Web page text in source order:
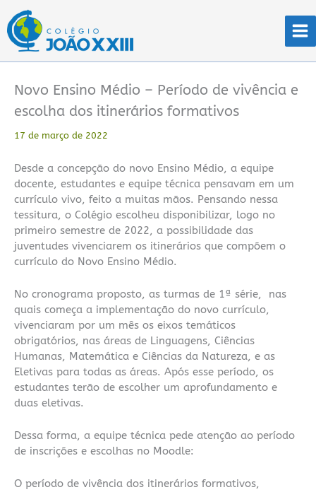
para
conteúdo
Novo Ensino Médio – Período de vivência e
escolha dos itinerários formativos
17 de março de 2022
Desde a concepção do novo Ensino Médio, a equipe
docente, estudantes e equipe técnica pensavam em um
currículo vivo, feito a muitas mãos. Pensando nessa
tessitura, o Colégio escolheu disponibilizar, logo no
primeiro semestre de 2022, a possibilidade das
juventudes vivenciarem os itinerários que compõem o
currículo do Novo Ensino Médio.
No cronograma proposto, as turmas de 1ª série, nas
quais começa a implementação do novo currículo,
vivenciaram por um mês os eixos temáticos
obrigatórios, nas áreas de Linguagens, Ciências
Humanas, Matemática e Ciências da Natureza, e as
Eletivas para todas as áreas. Após esse período, os
estudantes terão de escolher um aprofundamento e
duas eletivas.
Dessa forma, a equipe técnica pede atenção ao período
de inscrições e escolhas no Moodle:
O período de vivência dos itinerários formativos,